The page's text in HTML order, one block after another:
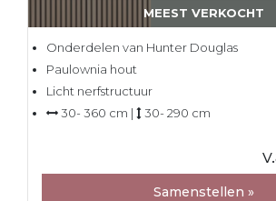
MEEST VERKOCHT
Onderdelen van Hunter Douglas
Paulownia hout
Licht nerfstructuur
30- 360 cm |
30- 290 cm
Samenstellen »